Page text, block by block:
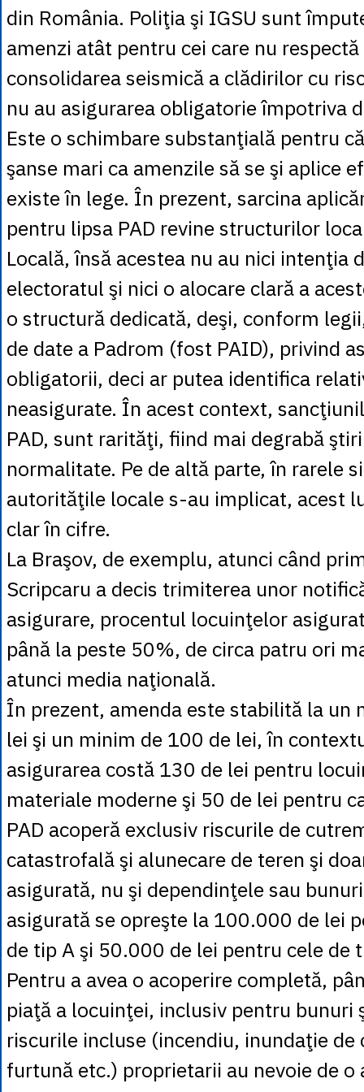
din România. Poliţia şi IGSU sunt
amenzi atât pentru cei care nu
consolidarea seismică a clădirilor cu
nu au asigurarea obligatorie împotriva
Este o schimbare substanţială pentru
şanse mari ca amenzile să se şi aplice
existe în lege. În prezent, sarcina
pentru lipsa PAD revine structurilor
Locală, însă acestea nu au nici intenţia
electoratul şi nici o alocare clară a
o structură dedicată, deşi, conform
de date a Padrom (fost PAID), privind
obligatorii, deci ar putea identifica
neasigurate. În acest context,
PAD, sunt rarităţi, fiind mai degrabă
normalitate. Pe de altă parte, în rarele
autorităţile locale s-au implicat, acest
clar în cifre.
La Braşov, de exemplu, atunci când
Scripcaru a decis trimiterea unor
asigurare, procentul locuinţelor
până la peste 50%, de circa patru ori
atunci media naţională.
În prezent, amenda este stabilită la un
lei şi un minim de 100 de lei, în
asigurarea costă 130 de lei pentru
materiale moderne şi 50 de lei pentru
PAD acoperă exclusiv riscurile de
catastrofală şi alunecare de teren şi
asigurată, nu şi dependinţele sau
asigurată se opreşte la 100.000 de lei
de tip A şi 50.000 de lei pentru cele de
Pentru a avea o acoperire completă,
piaţă a locuinţei, inclusiv pentru bunuri
riscurile incluse (incendiu, inundaţie de
furtună etc.) proprietarii au nevoie de o